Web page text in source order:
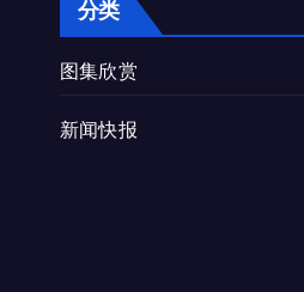
分类
图集欣赏
新闻快报